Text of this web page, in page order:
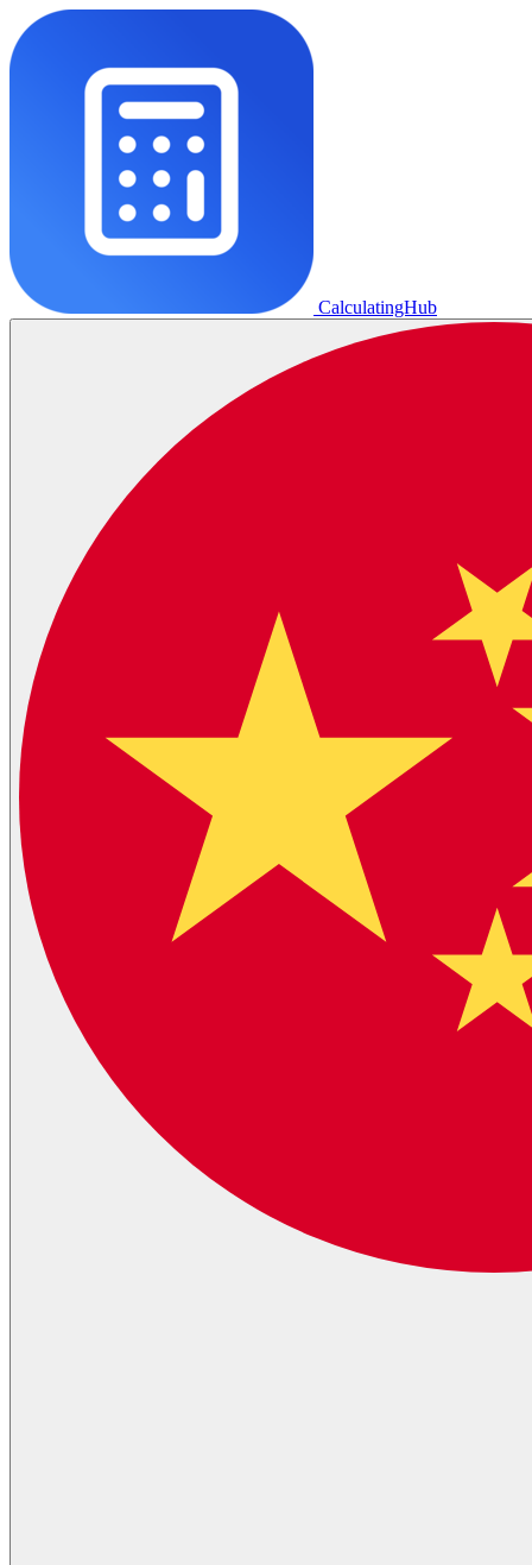
CalculatingHub